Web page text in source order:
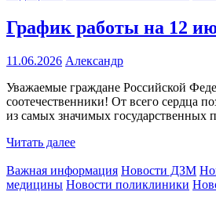
График работы на 12
11.06.2026 Александр
Уважаемые граждане Российской
соотечественники! От всего сердца
из самых значимых
Читать далее
Важная информация Новости ДЗМ
медицины Новости поликлиники